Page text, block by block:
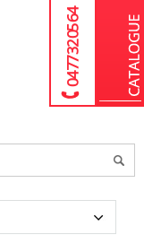
04 77 32 05 64